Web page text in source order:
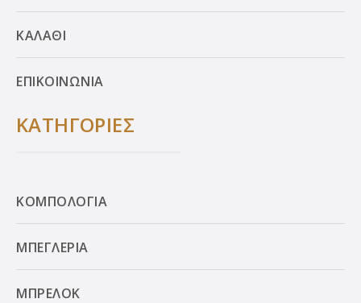
ΚΑΛΑΘΙ
ΕΠΙΚΟΙΝΩΝΙΑ
ΚΑΤΗΓΟΡΙΕΣ
ΚΟΜΠΟΛΟΓΙΑ
ΜΠΕΓΛΕΡΙΑ
ΜΠΡΕΛΟΚ